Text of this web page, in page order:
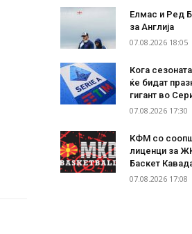
Елмас и Ред
за Англија
07.08.2026 18:05
Кога
ќе бидат
гигант во
07.08.2026 17:30
КФМ со
лиценци за
Баскет
07.08.2026 17:08